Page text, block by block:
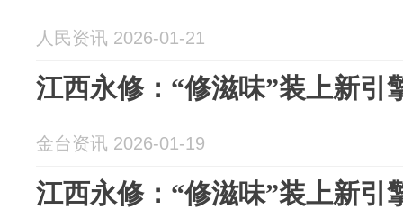
人民资讯 2026-01-21
江西永修：“修滋味”装上新引
金台资讯 2026-01-19
江西永修：“修滋味”装上新引